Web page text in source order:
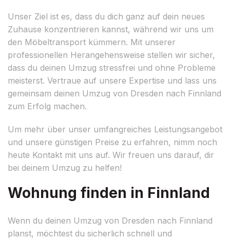
Unser Ziel ist es, dass du dich ganz auf dein neues
Zuhause konzentrieren kannst, während wir uns um
den Möbeltransport kümmern. Mit unserer
professionellen Herangehensweise stellen wir sicher,
dass du deinen Umzug stressfrei und ohne Probleme
meisterst. Vertraue auf unsere Expertise und lass uns
gemeinsam deinen Umzug von Dresden nach Finnland
zum Erfolg machen.
Um mehr über unser umfangreiches Leistungsangebot
und unsere günstigen Preise zu erfahren, nimm noch
heute Kontakt mit uns auf. Wir freuen uns darauf, dir
bei deinem Umzug zu helfen!
Wohnung finden in Finnland
Wenn du deinen Umzug von Dresden nach Finnland
planst, möchtest du sicherlich schnell und